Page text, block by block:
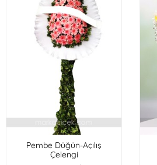
Pembe Düğün-Açılış
Çelengi